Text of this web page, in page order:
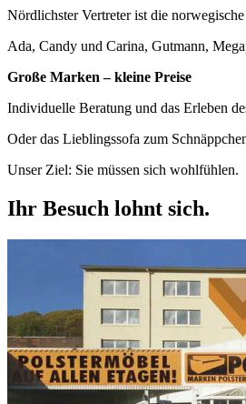
Nördlichster Vertreter ist die
Ada, Candy und Carina, Gutmann,
Große Marken – kleine Preise
Individuelle Beratung und das Erleben
Oder das Lieblingssofa zum
Unser Ziel: Sie müssen sich wohlfühlen.
Ihr Besuch lohnt sich.